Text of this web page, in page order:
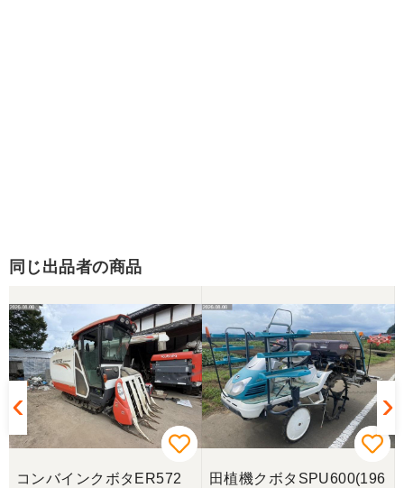
同じ出品者の商品
コンバインクボタER572
田植機クボタSPU600(196